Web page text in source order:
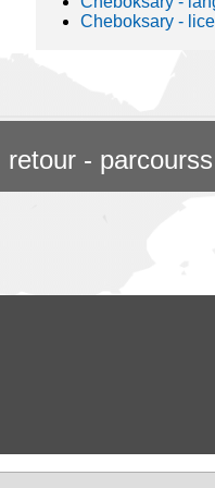
Cheboksary -
retour -